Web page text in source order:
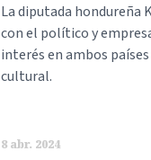
La diputada hondureña
con el político y
interés en ambos
cultural.
8 abr. 2024